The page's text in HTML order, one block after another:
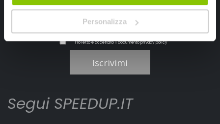
Personalizza
Ho letto e accettato il documentoprivacy policy
Iscrivimi
Segui SPEEDUP.IT